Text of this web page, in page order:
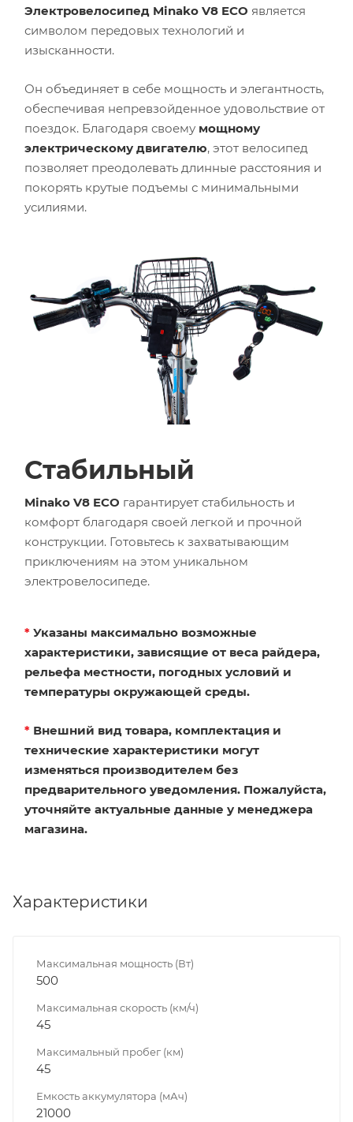
Электровелосипед Minako V8 ECO является
символом передовых технологий и
изысканности.
Он объединяет в себе мощность и элегантность,
обеспечивая непревзойденное удовольствие от
поездок. Благодаря своему мощному
электрическому двигателю, этот велосипед
позволяет преодолевать длинные расстояния и
покорять крутые подъемы с минимальными
усилиями.
Стабильный
Minako V8 ECO гарантирует стабильность и
комфорт благодаря своей легкой и прочной
конструкции. Готовьтесь к захватывающим
приключениям на этом уникальном
электровелосипеде.
* Указаны максимально возможные
характеристики, зависящие от веса райдера,
рельефа местности, погодных условий и
температуры окружающей среды.
* Внешний вид товара, комплектация и
технические характеристики могут
изменяться производителем без
предварительного уведомления. Пожалуйста,
уточняйте актуальные данные у менеджера
магазина.
Характеристики
Максимальная мощность (Вт)
500
Максимальная скорость (км/ч)
45
Максимальный пробег (км)
45
Емкость аккумулятора (мАч)
21000